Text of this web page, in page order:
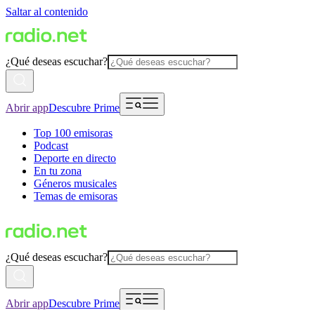
Saltar al contenido
¿Qué deseas escuchar?
Abrir appDescubre Prime
Top 100 emisoras
Podcast
Deporte en directo
En tu zona
Géneros musicales
Temas de emisoras
¿Qué deseas escuchar?
Abrir appDescubre Prime